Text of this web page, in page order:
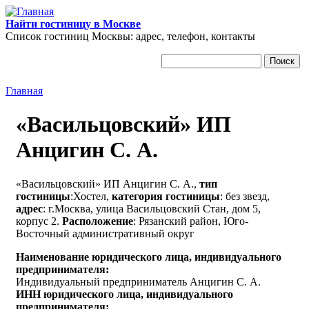
Перейти к основному содержанию
Найти гостиницу в Москве
Список гостиниц Москвы: адрес, телефон, контакты
Главная
«Васильцовский» ИП
Анцигин С. А.
«Васильцовский» ИП Анцигин С. А., тип
гостиницы:Хостел, категория гостиницы: без звезд,
адрес: г.Москва, улица Васильцовский Стан, дом 5,
корпус 2. Расположение: Рязанский район, Юго-
Восточный административный округ
Наименование юридического лица, индивидуального
предпринимателя:
Индивидуальный предприниматель Анцигин С. А.
ИНН юридического лица, индивидуального
предпринимателя: